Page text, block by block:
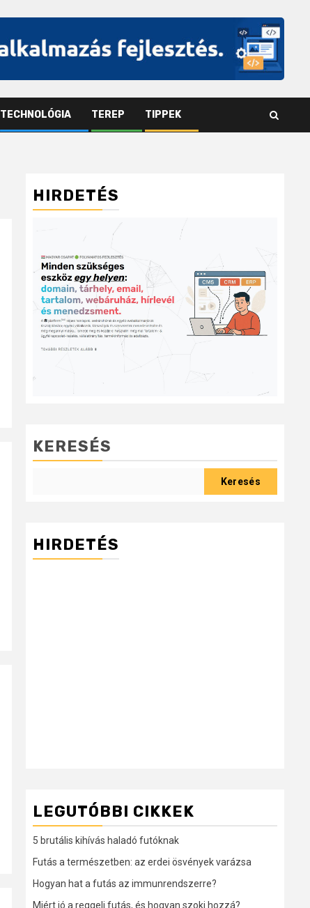
TECHNOLÓGIA TEREP TIPPEK
HIRDETÉS
KERESÉS
Keresés
HIRDETÉS
LEGUTÓBBI CIKKEK
5 brutális kihívás haladó futóknak
Futás a természetben: az erdei ösvények varázsa
Hogyan hat a futás az immunrendszerre?
Miért jó a reggeli futás, és hogyan szokj hozzá?